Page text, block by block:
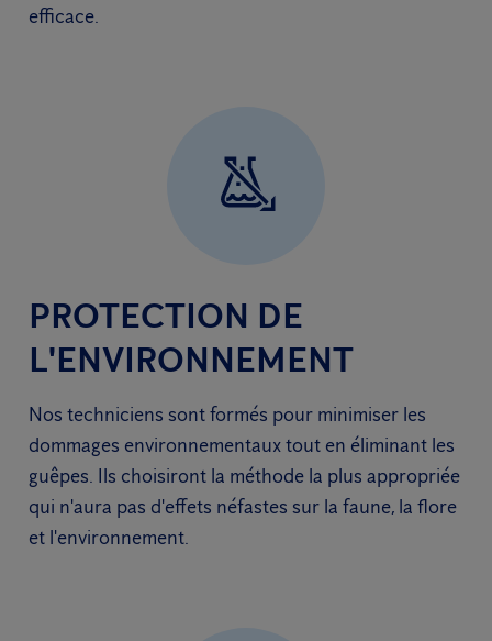
efficace.
PROTECTION DE
L'ENVIRONNEMENT
Nos techniciens sont formés pour minimiser les
dommages environnementaux tout en éliminant les
guêpes. Ils choisiront la méthode la plus appropriée
qui n'aura pas d'effets néfastes sur la faune, la flore
et l'environnement.